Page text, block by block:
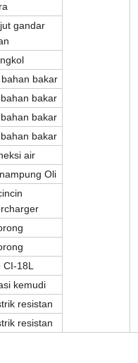
gandar
bakar
bakar
bakar
bakar
air
Oli
CI-18L
kemudi
resistan
resistan